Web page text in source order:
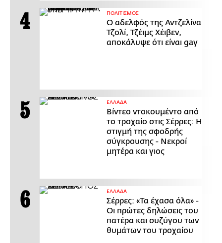
ΠΟΛΙΤΙΣΜΟΣ
Ο αδελφός της Αντζελίνα
Τζολί, Τζέιμς Χέιβεν,
αποκάλυψε ότι είναι gay
ΕΛΛΑΔΑ
Βίντεο ντοκουμέντο από
το τροχαίο στις Σέρρες: Η
στιγμή της σφοδρής
σύγκρουσης - Νεκροί
μητέρα και γιος
ΕΛΛΑΔΑ
Σέρρες: «Τα έχασα όλα» -
Οι πρώτες δηλώσεις του
πατέρα και συζύγου των
θυμάτων του τροχαίου